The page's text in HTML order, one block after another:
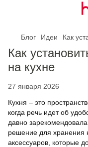
Блог Идеи Как
Как
на кухне
27 января 2026
Кухня – это
когда речь идет об
давно
решение для хранения
аксессуаров, которые